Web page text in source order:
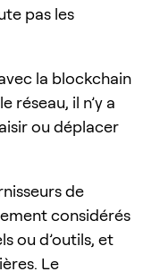
pas les
la blockchain
réseau, il n’y a
ou déplacer
de
considérés
ou d’outils, et
Le